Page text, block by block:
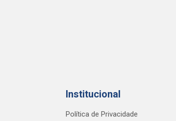
Institucional
Política de Privacidade